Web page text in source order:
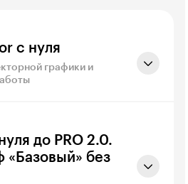
с нуля
графики и
до PRO 2.0.
«Базовый» без